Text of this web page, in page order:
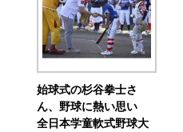
始球式の杉谷拳士さ
ん、野球に熱い思い
全日本学童軟式野球大